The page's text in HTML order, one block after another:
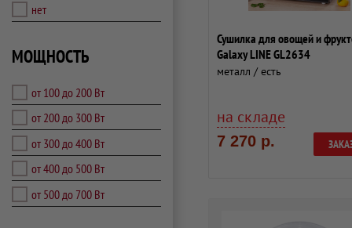
нет
МОЩНОСТЬ
от 100 до 200 Вт
от 200 до 300 Вт
от 300 до 400 Вт
от 400 до 500 Вт
от 500 до 700 Вт
Сушилка для овощей и
Galaxy LINE GL2634
металл / есть
на складе
7 270 р.